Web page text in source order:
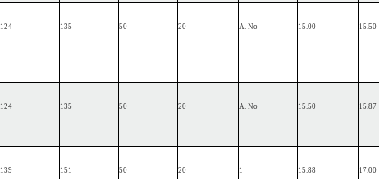
124 135 50 20 A. No 15.00 15.50
124 135 50 20 A. No 15.50 15.87
139 151 50 20 1 15.88 17.00